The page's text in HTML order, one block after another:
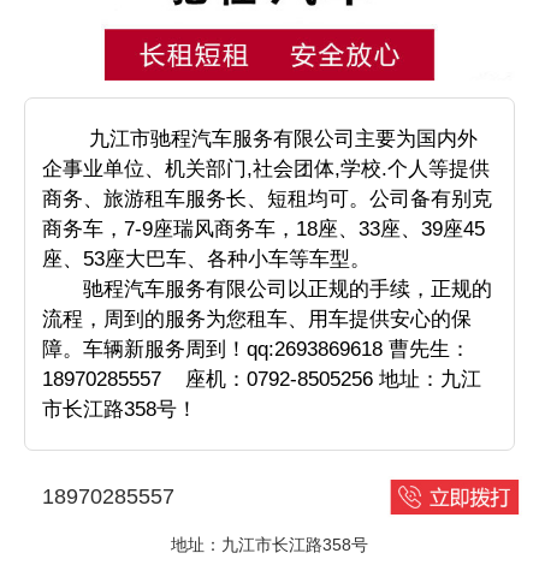
九江市驰程汽车服务有限公司主要为国内外
企事业单位、机关部门,社会团体,学校.个人等提供
商务、旅游租车服务长、短租均可。公司备有别克
商务车，7-9座瑞风商务车，18座、33座、39座45
座、53座大巴车、各种小车等车型。
驰程汽车服务有限公司以正规的手续，正规的
流程，周到的服务为您租车、用车提供安心的保
障。车辆新服务周到！qq:2693869618 曹先生：
18970285557 座机：0792-8505256 地址：九江
市长江路358号！
18970285557
地址：九江市长江路358号